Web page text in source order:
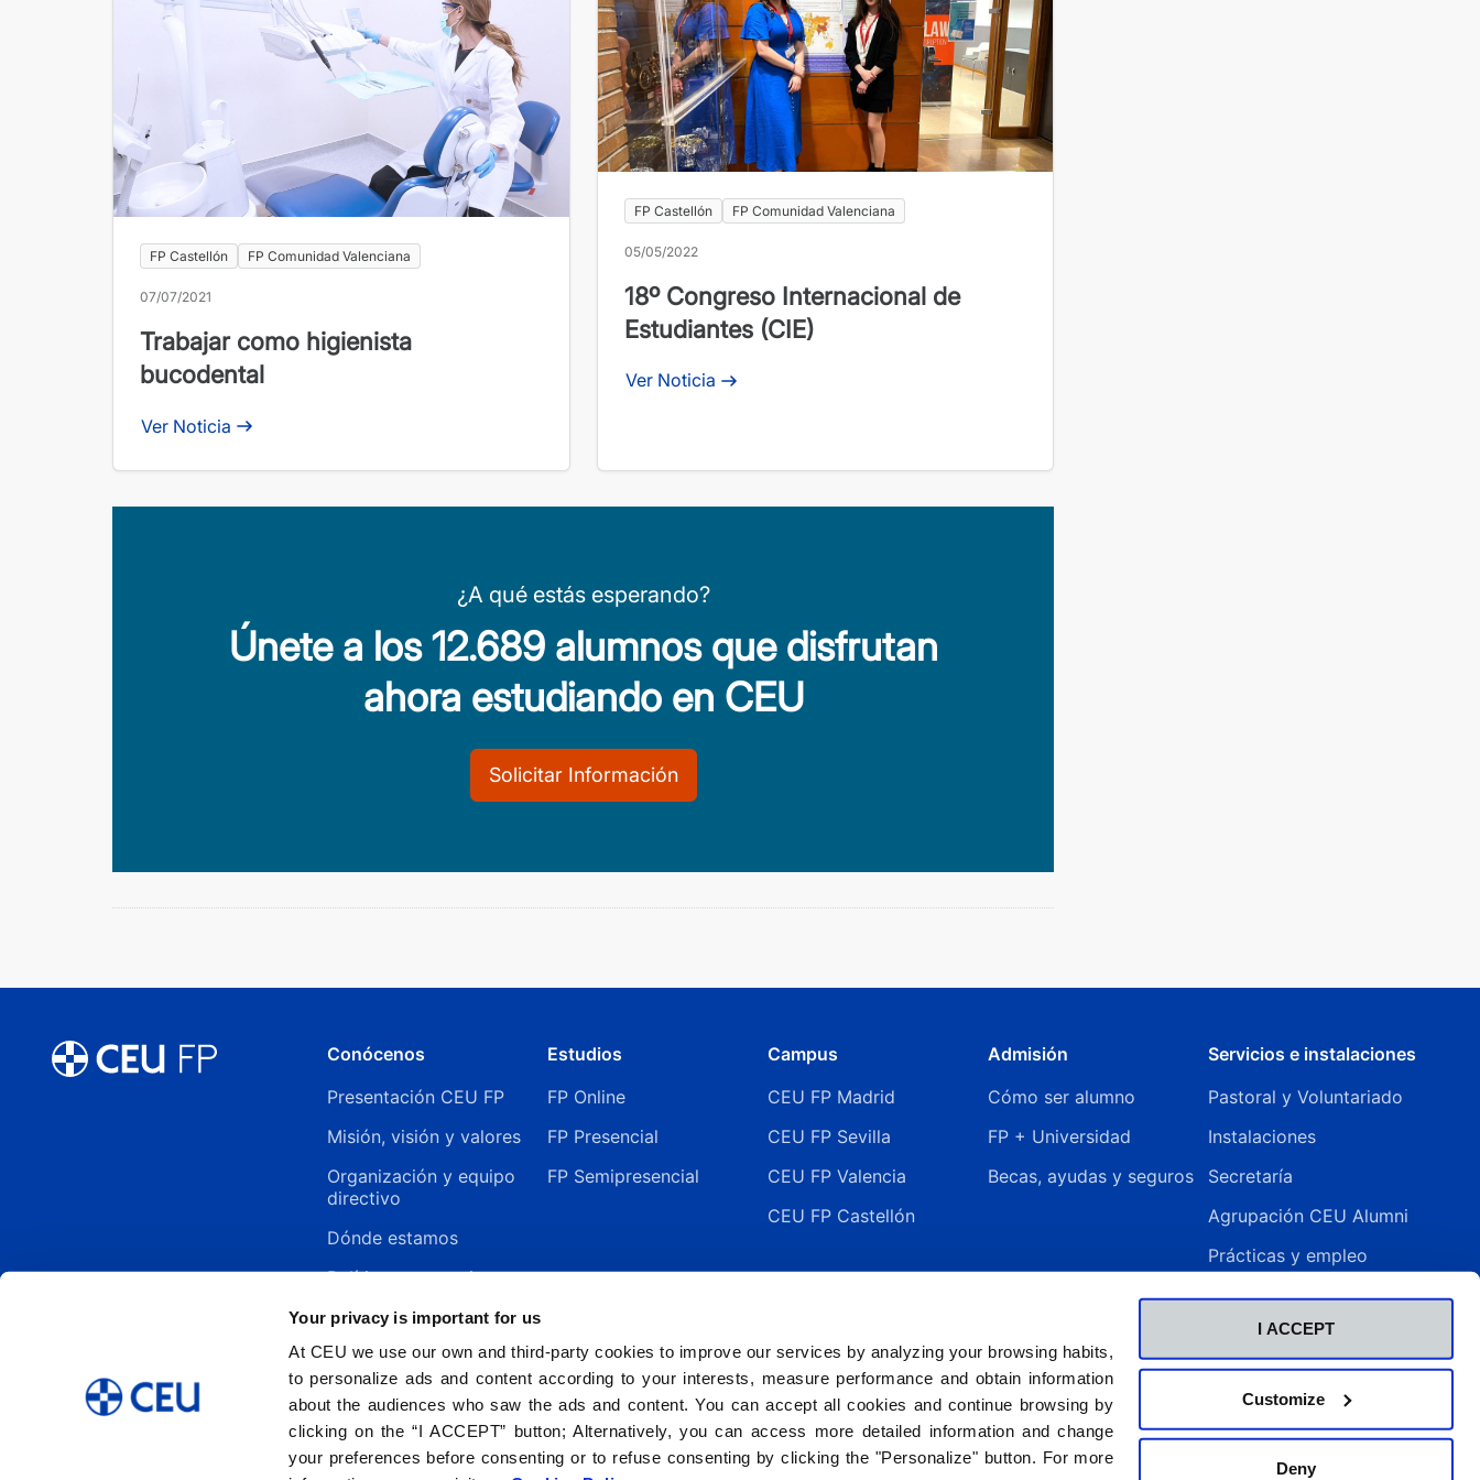
Your privacy is important for us
At CEU we use our own and third-party cookies to improve our services by analyzing your browsing habits,
to personalize ads and content according to your interests, measure performance and obtain information
about the audiences who saw the ads and content. You can accept all cookies and continue browsing by
clicking on the “I ACCEPT” button; Alternatively, you can access more detailed information and change
your preferences before consenting or to refuse consenting by clicking the "Personalize" button. For more
I ACCEPT
Customize
Deny
FP Castellón FP Comunidad Valenciana
07/07/2021
Trabajar como higienista
bucodental
Ver Noticia
FP Castellón FP Comunidad Valenciana
05/05/2022
18º Congreso Internacional de
Estudiantes (CIE)
Ver Noticia
¿A qué estás esperando?
Únete a los 12.689 alumnos que disfrutan
ahora estudiando en CEU
Solicitar Información
Conócenos
Presentación CEU FP
Misión, visión y valores
Organización y equipo
directivo
Dónde estamos
Política y normativa
Estudios
FP Online
FP Presencial
FP Semipresencial
Campus
CEU FP Madrid
CEU FP Sevilla
CEU FP Valencia
CEU FP Castellón
Admisión
Cómo ser alumno
FP + Universidad
Becas, ayudas y seguros
Servicios e instalaciones
Pastoral y Voluntariado
Instalaciones
Secretaría
Agrupación CEU Alumni
Prácticas y empleo
Biblioteca – CRAI
Internacional e Idiomas
Erasmus+
2026 © Fundación Universitaria San Pablo CEU. Todos los derechos reservados.